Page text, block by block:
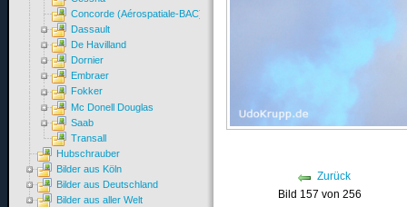
Zurück
Bild 157 von 256
Concorde (Aérospatiale-BAC)
Dassault
De Havilland
Dornier
Embraer
Fokker
Mc Donell Douglas
Saab
Transall
Hubschrauber
Bilder aus Köln
Bilder aus Deutschland
Bilder aus aller Welt